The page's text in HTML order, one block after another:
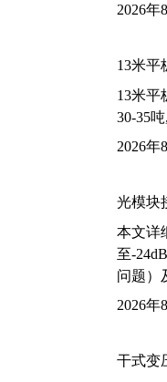
2026年
13米平
13米平
30-35
2026年
光模块
本文详
至-
问题）
2026年
干式变